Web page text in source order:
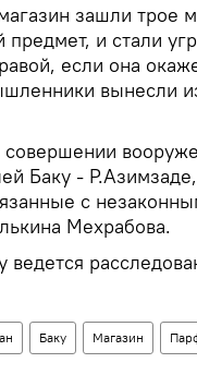
зашли трое
и стали
если она
вынесли
Баку -
с
Мехрабова.
ведется
Баку Магазин